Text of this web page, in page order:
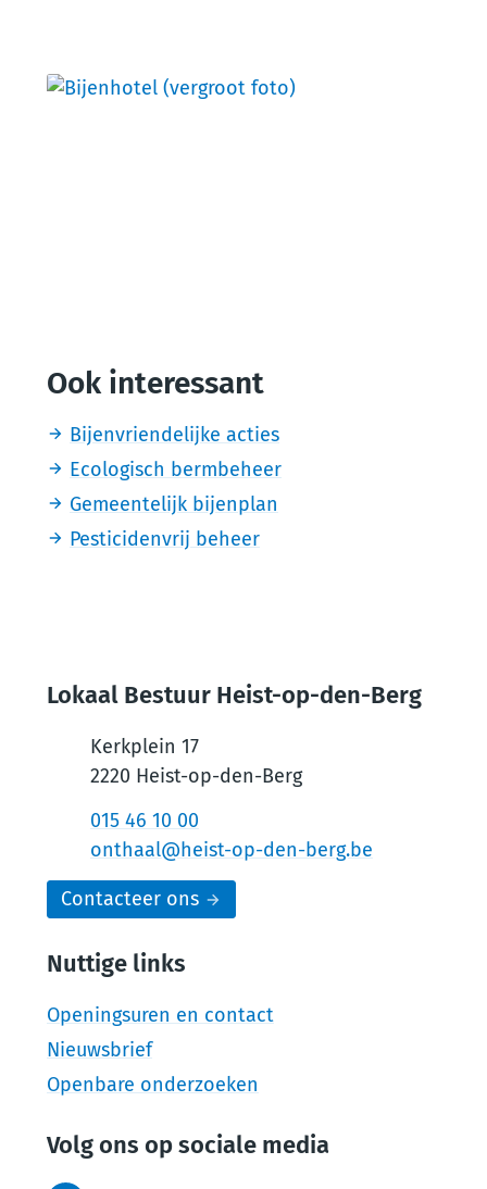
Ook interessant
Bijenvriendelijke acties
Ecologisch bermbeheer
Gemeentelijk bijenplan
Pesticidenvrij beheer
Lokaal Bestuur Heist-op-den-Berg
Kerkplein 17
,
2220 Heist-op-den-Berg
015 46 10 00
E-mailonthaal@heist-op-den-berg.be
Contacteer ons
Nuttige links
Openingsuren en contact
Nieuwsbrief
Openbare onderzoeken
Volg ons op sociale media